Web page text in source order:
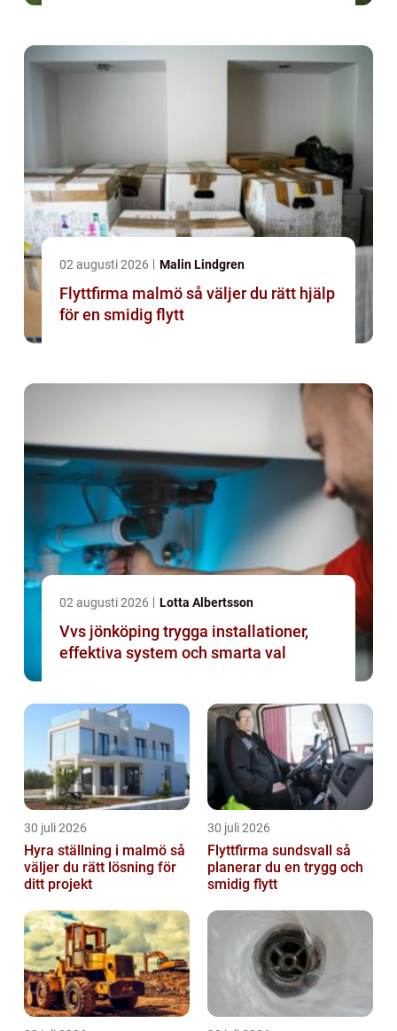
02 augusti 2026 Malin Lindgren
Flyttfirma malmö så väljer du rätt hjälp
för en smidig flytt
02 augusti 2026 Lotta Albertsson
Vvs jönköping trygga installationer,
effektiva system och smarta val
30 juli 2026
Hyra ställning i malmö så
väljer du rätt lösning för
ditt projekt
30 juli 2026
Flyttfirma sundsvall så
planerar du en trygg och
smidig flytt